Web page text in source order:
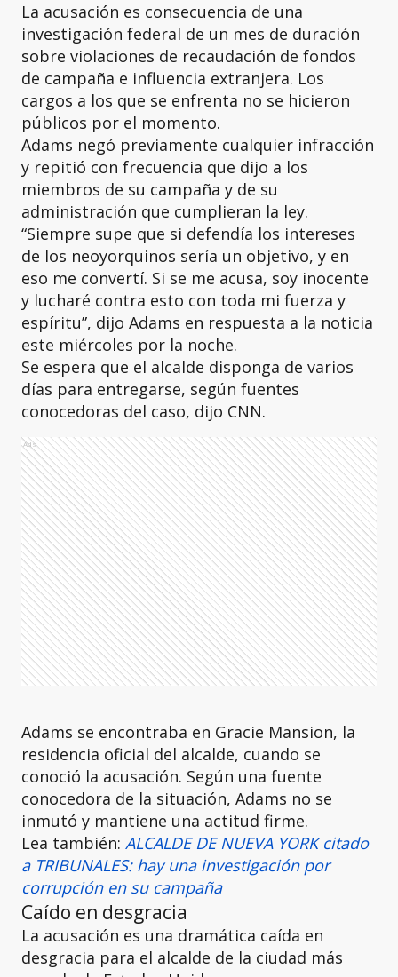
La acusación es consecuencia de una
investigación federal de un mes de duración
sobre violaciones de recaudación de fondos
de campaña e influencia extranjera. Los
cargos a los que se enfrenta no se hicieron
públicos por el momento.
Adams negó previamente cualquier infracción
y repitió con frecuencia que dijo a los
miembros de su campaña y de su
administración que cumplieran la ley.
“Siempre supe que si defendía los intereses
de los neoyorquinos sería un objetivo, y en
eso me convertí. Si se me acusa, soy inocente
y lucharé contra esto con toda mi fuerza y
espíritu”, dijo Adams en respuesta a la noticia
este miércoles por la noche.
Se espera que el alcalde disponga de varios
días para entregarse, según fuentes
conocedoras del caso, dijo CNN.
Ads
Adams se encontraba en Gracie Mansion, la
residencia oficial del alcalde, cuando se
conoció la acusación. Según una fuente
conocedora de la situación, Adams no se
inmutó y mantiene una actitud firme.
Lea también: ALCALDE DE NUEVA YORK citado
a TRIBUNALES: hay una investigación por
corrupción en su campaña
Caído en desgracia
La acusación es una dramática caída en
desgracia para el alcalde de la ciudad más